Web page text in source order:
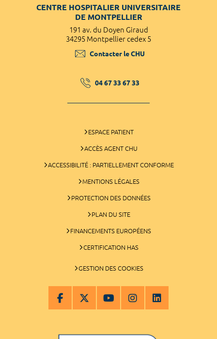
CENTRE HOSPITALIER UNIVERSITAIRE
DE MONTPELLIER
191 av. du Doyen Giraud
34295 Montpellier cedex 5
Contacter le CHU
04 67 33 67 33
ESPACE PATIENT
ACCÈS AGENT CHU
ACCESSIBILITÉ : PARTIELLEMENT CONFORME
MENTIONS LÉGALES
PROTECTION DES DONNÉES
PLAN DU SITE
FINANCEMENTS EUROPÉENS
CERTIFICATION HAS
GESTION DES COOKIES